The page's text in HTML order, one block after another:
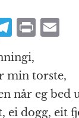
T
el
e
g
r
P
t
l
min torste,
når eg bed
ei dogg, eit